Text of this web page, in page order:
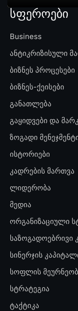
სფეროები
Business
ანტიკრიზისული
ბიზნეს პროცესები
ბიზნეს-ქეისები
განათლება
გაყიდვები და
ზოგადი
ისტორიები
კადრების მართვა
ლიდერობა
მედია
ორგანიზაციული
სინერჯის
სოფლის
სტრატეგია
ტაქტიკა